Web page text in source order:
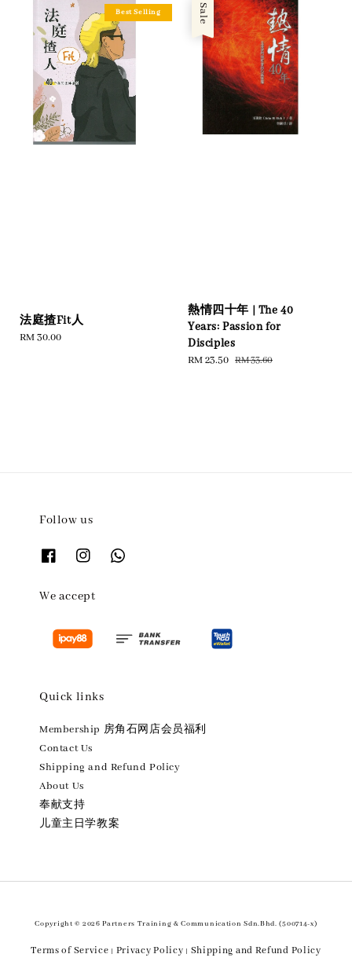
Best Selling
法庭揸Fit人
Regular
RM 30.00
Sale
熱情四十年 | The 40
Years: Passion for
Disciples
Sale
RM 23.50 Regular
RM 33.60
Follow us
We accept
Quick links
Membership 房角石网店会员福利
Contact Us
Shipping and Refund Policy
About Us
奉献支持
儿童主日学教案
Copyright © 2026 Partners Training & Communication Sdn.Bhd. (500714-x)
Terms of Service | Privacy Policy | Shipping and Refund Policy